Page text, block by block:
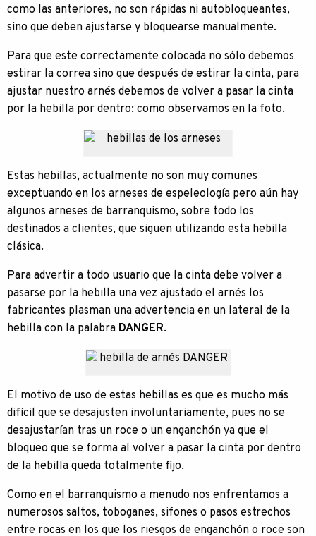
como las anteriores, no son rápidas ni autobloqueantes,
sino que deben ajustarse y bloquearse manualmente.
Para que este correctamente colocada no sólo debemos
estirar la correa sino que después de estirar la cinta, para
ajustar nuestro arnés debemos de volver a pasar la cinta
por la hebilla por dentro: como observamos en la foto.
Estas hebillas, actualmente no son muy comunes
exceptuando en los arneses de espeleología pero aún hay
algunos arneses de barranquismo, sobre todo los
destinados a clientes, que siguen utilizando esta hebilla
clásica.
Para advertir a todo usuario que la cinta debe volver a
pasarse por la hebilla una vez ajustado el arnés los
fabricantes plasman una advertencia en un lateral de la
hebilla con la palabra DANGER.
El motivo de uso de estas hebillas es que es mucho más
difícil que se desajusten involuntariamente, pues no se
desajustarían tras un roce o un enganchón ya que el
bloqueo que se forma al volver a pasar la cinta por dentro
de la hebilla queda totalmente fijo.
Como en el barranquismo a menudo nos enfrentamos a
numerosos saltos, toboganes, sifones o pasos estrechos
entre rocas en los que los riesgos de enganchón o roce son